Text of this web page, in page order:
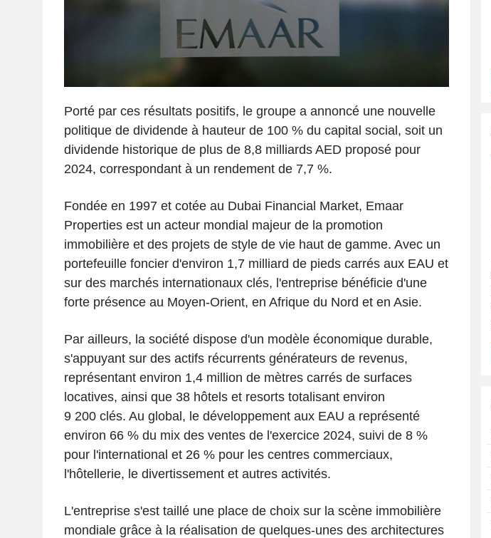
Porté par ces résultats positifs, le groupe a annoncé une nouvelle
politique de dividende à hauteur de 100 % du capital social, soit un
dividende historique de plus de 8,8 milliards AED proposé pour
2024, correspondant à un rendement de 7,7 %.
Fondée en 1997 et cotée au Dubai Financial Market, Emaar
Properties est un acteur mondial majeur de la promotion
immobilière et des projets de style de vie haut de gamme. Avec un
portefeuille foncier d'environ 1,7 milliard de pieds carrés aux EAU et
sur des marchés internationaux clés, l'entreprise bénéficie d'une
forte présence au Moyen-Orient, en Afrique du Nord et en Asie.
Par ailleurs, la société dispose d'un modèle économique durable,
s'appuyant sur des actifs récurrents générateurs de revenus,
représentant environ 1,4 million de mètres carrés de surfaces
locatives, ainsi que 38 hôtels et resorts totalisant environ
9 200 clés. Au global, le développement aux EAU a représenté
environ 66 % du mix des ventes de l'exercice 2024, suivi de 8 %
pour l'international et 26 % pour les centres commerciaux,
l'hôtellerie, le divertissement et autres activités.
L'entreprise s'est taillé une place de choix sur la scène immobilière
mondiale grâce à la réalisation de quelques-unes des architectures